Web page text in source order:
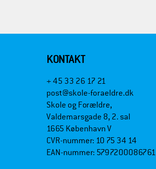
KONTAKT
+ 45 33 26 17 21
post@skole-foraeldre.dk
Skole og Forældre,
Valdemarsgade 8, 2. sal
1665 København V
CVR-nummer: 10 75 34 14
EAN-nummer: 5797200086761